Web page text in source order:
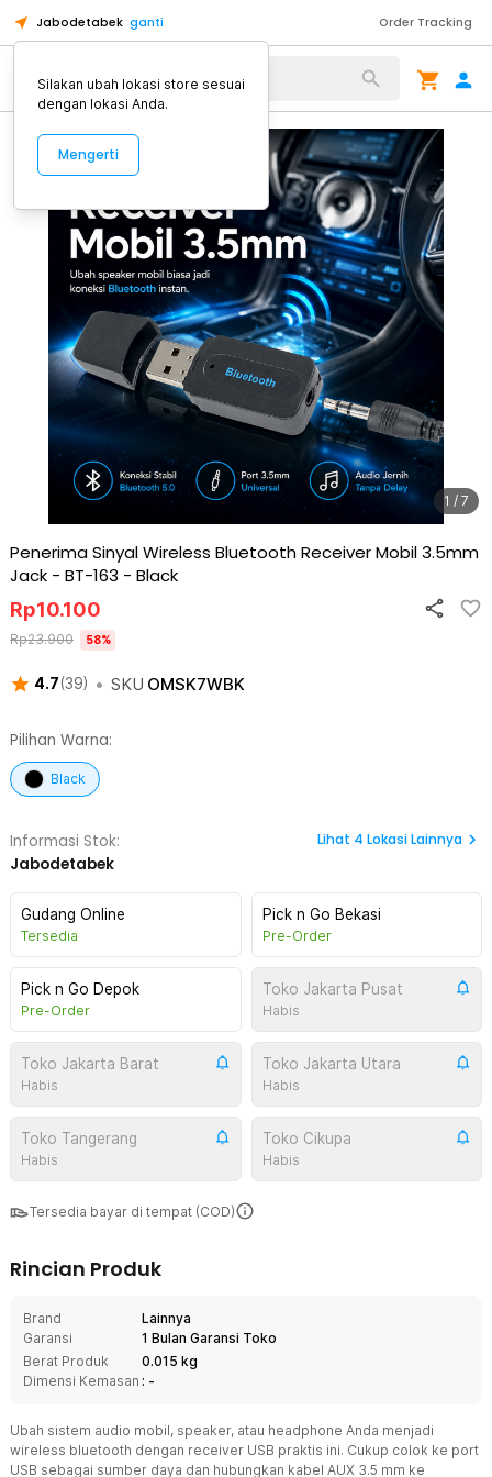
Jabodetabek ganti Order Tracking
Alat Kopi
1 / 7
Penerima Sinyal Wireless Bluetooth Receiver Mobil 3.5mm
Jack - BT-163 - Black
4.7(39) • SKU OMSK7WBK
Rp10.100
Rp23.900 58%
Pilihan Warna:
Black
Informasi Stok:
Jabodetabek
Lihat 4 Lokasi Lainnya
Gudang Online
Tersedia
Pick n Go Bekasi
Pre-Order
Pick n Go Depok
Pre-Order
Toko Jakarta Pusat
Habis
Toko Jakarta Barat
Habis
Toko Jakarta Utara
Habis
Toko Tangerang
Habis
Toko Cikupa
Habis
Tersedia bayar di tempat (COD)
Rincian Produk
Brand
Lainnya
Garansi
1 Bulan Garansi Toko
Berat Produk
0.015 kg
Dimensi Kemasan : -
Ubah sistem audio mobil, speaker, atau headphone Anda menjadi
wireless bluetooth dengan receiver USB praktis ini. Cukup colok ke port
USB sebagai sumber daya dan hubungkan kabel AUX 3.5 mm ke
Silakan ubah lokasi store sesuai
dengan lokasi Anda.
Mengerti